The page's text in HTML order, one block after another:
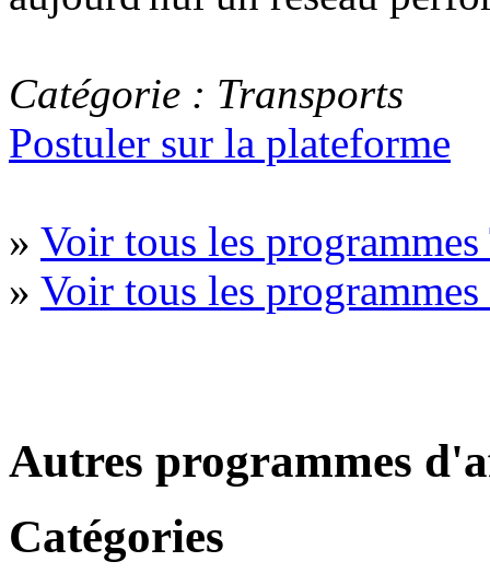
Catégorie : Transports
Postuler sur la plateforme
» Voir tous les
» Voir tous les
Autres programmes
Catégories